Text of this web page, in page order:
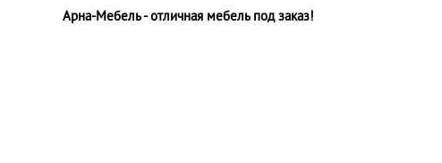
Арна-Мебель - отличная мебель под заказ!